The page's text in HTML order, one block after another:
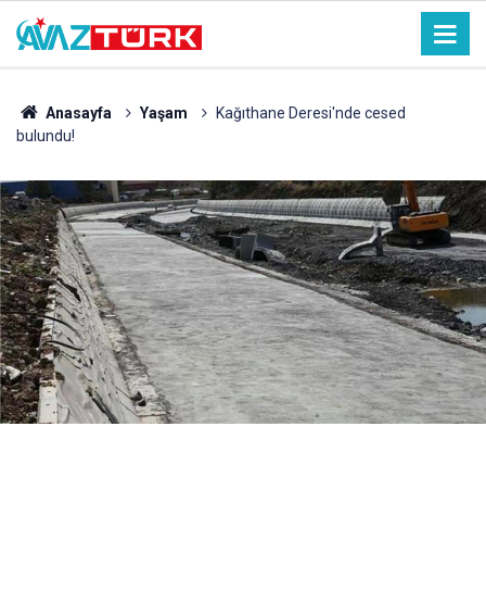
Anasayfa Yaşam
Kağıthane Deresi'nde cesed
bulundu!